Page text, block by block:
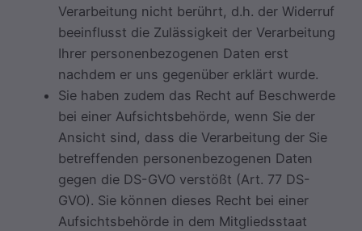
Verarbeitung nicht berührt, d.h. der Widerruf
beeinflusst die Zulässigkeit der Verarbeitung
Ihrer personenbezogenen Daten erst
nachdem er uns gegenüber erklärt wurde.
Sie haben zudem das Recht auf Beschwerde
bei einer Aufsichtsbehörde, wenn Sie der
Ansicht sind, dass die Verarbeitung der Sie
betreffenden personenbezogenen Daten
gegen die DS-GVO verstößt (Art. 77 DS-
GVO). Sie können dieses Recht bei einer
Aufsichtsbehörde in dem Mitgliedsstaat